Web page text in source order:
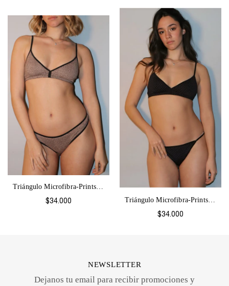
Triángulo Microfibra-Prints G2
$34.000 Triángulo Microfibra-Prints G2
$34.000
NEWSLETTER
Dejanos tu email para recibir promociones y